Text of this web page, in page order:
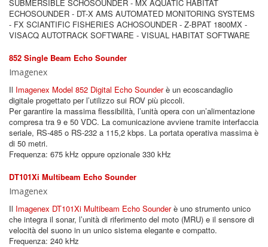
SUBMERSIBLE SCHOSOUNDER - MX AQUATIC HABITAT
ECHOSOUNDER - DT-X AMS AUTOMATED MONITORING SYSTEMS
- FX SCIANTIFIC FISHERIES ACHOSOUNDER - Z-BPAT 1800MX -
VISACQ AUTOTRACK SOFTWARE - VISUAL HABITAT SOFTWARE
852 Single Beam Echo Sounder
Imagenex
Il Imagenex Model 852 Digital Echo Sounderè un ecoscandaglio
digitale progettato per l’utilizzo sui ROV più piccoli.
Per garantire la massima flessibilità, l’unità opera con un’alimentazione
compresa tra 9 e 50 VDC. La comunicazione avviene tramite interfaccia
seriale, RS-485 o RS-232 a 115,2 kbps. La portata operativa massima è
di 50 metri.
Frequenza: 675 kHz oppure opzionale 330 kHz
DT101Xi Multibeam Echo Sounder
Imagenex
Il Imagenex DT101Xi Multibeam Echo Sounderè uno strumento unico
che integra il sonar, l’unità di riferimento del moto (MRU) e il sensore di
velocità del suono in un unico sistema elegante e compatto.
Frequenza: 240 kHz